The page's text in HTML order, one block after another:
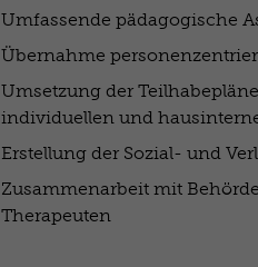
Umfassende pädagogische
Übernahme
Umsetzung der
individuellen und
Erstellung der Sozial- und
Zusammenarbeit mit
Therapeuten